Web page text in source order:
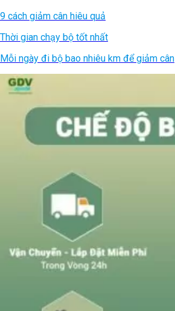
9 cách giảm cân hiêu quả
Thời gian chạy bộ tốt nhất
Mỗi ngày đi bộ bao nhiêu km để giảm cân